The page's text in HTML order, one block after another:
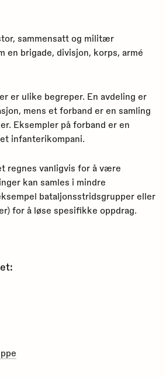
sammensatt og militær
en brigade, divisjon, korps, armé
er ulike begreper. En avdeling er
mens et forband er en samling
Eksempler på forband er en
infanterikompani.
regnes vanligvis for å være
kan samles i mindre
bataljonsstridsgrupper eller
for å løse spesifikke oppdrag.